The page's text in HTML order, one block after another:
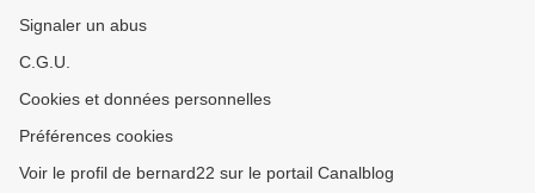
Signaler un abus
C.G.U.
Cookies et données personnelles
Préférences cookies
Voir le profil de bernard22 sur le portail Canalblog